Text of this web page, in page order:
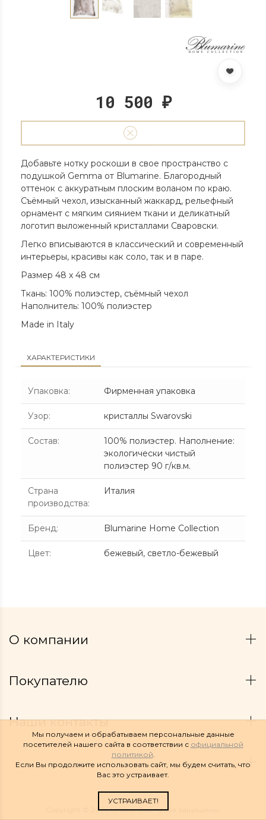
10 500 ₽
Добавьте нотку роскоши в свое пространство с
подушкой Gemma от Blumarine. Благородный
оттенок с аккуратным плоским воланом по краю.
Съёмный чехол, изысканный жаккард, рельефный
орнамент с мягким сиянием ткани и деликатный
логотип выложенный кристаллами Сваровски.
Легко вписываются в классический и современный
интерьеры, красивы как соло, так и в паре.
Размер 48 х 48 см
Ткань: 100% полиэстер, съёмный чехол
Наполнитель: 100% полиэстер
Made in Italy
ХАРАКТЕРИСТИКИ
Упаковка: Фирменная упаковка
Узор: кристаллы Swarovski
Состав:
100% полиэстер. Наполнение:
экологически чистый
полиэстер 90 г/кв.м.
Страна
производства:
Италия
Бренд: Blumarine Home Collection
Цвет: бежевый, светло-бежевый
О компании
Покупателю
Наши контакты
Мы получаем и обрабатываем персональные данные
посетителей нашего сайта в соответствии с официальной
политикой.
Если Вы продолжите использовать сайт, мы будем считать, что
Вас это устраивает.
УСТРАИВАЕТ!
Copyright © 2026 Linelux. Все права защищены.